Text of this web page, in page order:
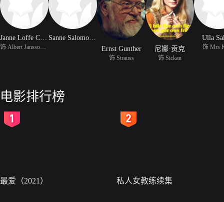
Janne Loffe Carlsson
饰 Albert Jansson (as J
Sanne Salomonsen
Ernst Gunther
饰 Strauss
尼娜·贡克
饰 Sickan
Ulla
饰 Mrs
电影排行榜
最爱（2021） 私人女教练续集